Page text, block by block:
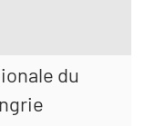
du